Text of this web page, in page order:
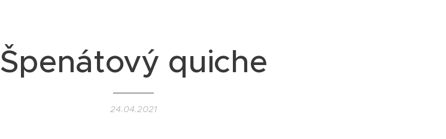
Špenátový quiche
24.04.2021